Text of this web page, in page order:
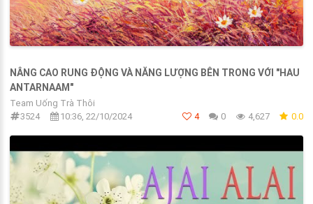
NÂNG CAO RUNG ĐỘNG VÀ NĂNG LƯỢNG BÊN TRONG VỚI "HAU
ANTARNAAM"
Team Uống Trà Thôi
3524
10:36, 22/10/2024 4 0 4,627 0.0